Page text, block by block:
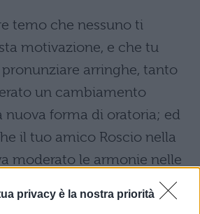
privacy è la nostra priorità
temo che nessuno ti
motivazione, e che tu
arringhe, tanto
un cambiamento
nuova forma di oratoria; ed
il tuo amico Roscio nella
moderato le armonie nelle
così tu ora di giorno in